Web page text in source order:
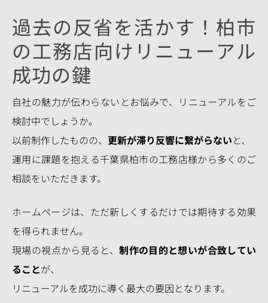
過去の反省を活かす！柏市
の工務店向けリニューアル
成功の鍵
自社の魅力が伝わらないとお悩みで、リニューアルをご
検討中でしょうか。
以前制作したものの、 更新が滞り反響に繋がらないと、
運用に課題を抱える千葉県柏市の工務店様から多くのご
相談をいただきます。
ホームページは、ただ新しくするだけでは期待する効果
を得られません。
現場の視点から見ると、制作の目的と想いが合致してい
ることが、
リニューアルを成功に導く最大の要因となります。